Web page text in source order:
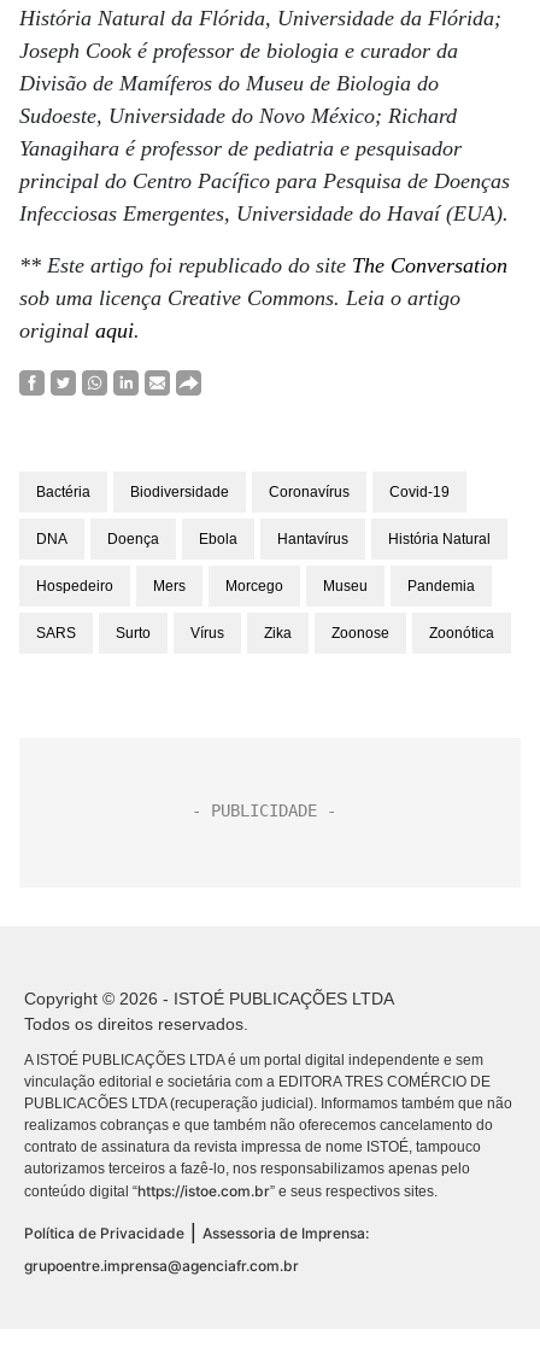
História Natural da Flórida, Universidade da Flórida;
Joseph Cook é professor de biologia e curador da
Divisão de Mamíferos do Museu de Biologia do
Sudoeste, Universidade do Novo México; Richard
Yanagihara é professor de pediatria e pesquisador
principal do Centro Pacífico para Pesquisa de Doenças
Infecciosas Emergentes, Universidade do Havaí (EUA).
** Este artigo foi republicado do site The Conversation
sob uma licença Creative Commons. Leia o artigo
original aqui.
Bactéria Biodiversidade Coronavírus Covid-19
DNA Doença Ebola Hantavírus História Natural
Hospedeiro Mers Morcego Museu Pandemia
SARS Surto Vírus Zika Zoonose Zoonótica
Copyright © 2026 - ISTOÉ PUBLICAÇÕES LTDA
Todos os direitos reservados.
A ISTOÉ PUBLICAÇÕES LTDA é um portal digital independente e sem
vinculação editorial e societária com a EDITORA TRES COMÉRCIO DE
PUBLICACÕES LTDA (recuperação judicial). Informamos também que não
realizamos cobranças e que também não oferecemos cancelamento do
contrato de assinatura da revista impressa de nome ISTOÉ, tampouco
autorizamos terceiros a fazê-lo, nos responsabilizamos apenas pelo
conteúdo digital “https://istoe.com.br” e seus respectivos sites.
Política de Privacidade | Assessoria de Imprensa:
grupoentre.imprensa@agenciafr.com.br